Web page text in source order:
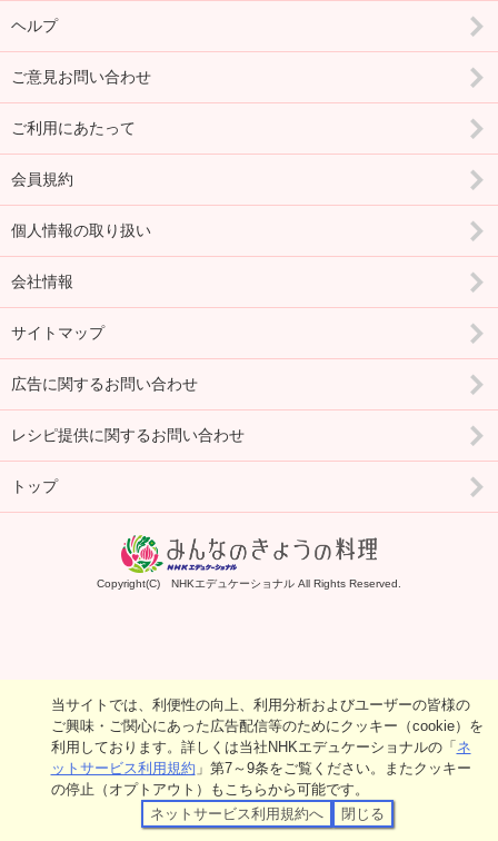
ヘルプ
ご意見お問い合わせ
ご利用にあたって
会員規約
個人情報の取り扱い
会社情報
サイトマップ
広告に関するお問い合わせ
レシピ提供に関するお問い合わせ
トップ
Copyright(C) NHKエデュケーショナル All Rights Reserved.
当サイトでは、利便性の向上、利用分析およびユーザーの皆様の
ご興味・ご関心にあった広告配信等のためにクッキー（cookie）を
利用しております。詳しくは当社NHKエデュケーショナルの「ネ
ットサービス利用規約 」第7～9条をご覧ください。またクッキー
の停止（オプトアウト）もこちらから可能です。
ネットサービス利用規約へ
閉じる